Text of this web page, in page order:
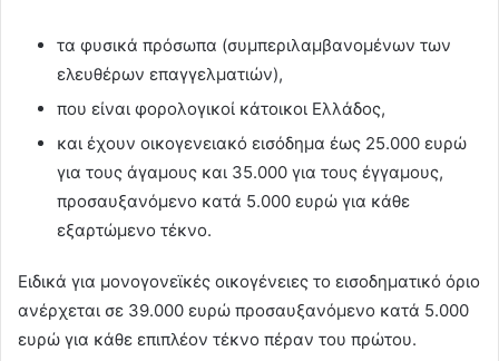
τα φυσικά πρόσωπα (συμπεριλαμβανομένων των
ελευθέρων επαγγελματιών),
που είναι φορολογικοί κάτοικοι Ελλάδος,
και έχουν οικογενειακό εισόδημα έως 25.000 ευρώ
για τους άγαμους και 35.000 για τους έγγαμους,
προσαυξανόμενο κατά 5.000 ευρώ για κάθε
εξαρτώμενο τέκνο.
Ειδικά για μονογονεϊκές οικογένειες το εισοδηματικό όριο
ανέρχεται σε 39.000 ευρώ προσαυξανόμενο κατά 5.000
ευρώ για κάθε επιπλέον τέκνο πέραν του πρώτου.